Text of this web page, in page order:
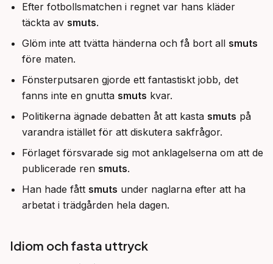
Efter fotbollsmatchen i regnet var hans kläder
täckta av smuts.
Glöm inte att tvätta händerna och få bort all smuts
före maten.
Fönsterputsaren gjorde ett fantastiskt jobb, det
fanns inte en gnutta smuts kvar.
Politikerna ägnade debatten åt att kasta smuts på
varandra istället för att diskutera sakfrågor.
Förlaget försvarade sig mot anklagelserna om att de
publicerade ren smuts.
Han hade fått smuts under naglarna efter att ha
arbetat i trädgården hela dagen.
Idiom och fasta uttryck